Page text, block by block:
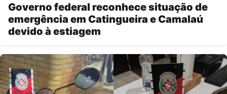
Governo federal reconhece situação de
emergência em Catingueira e Camalaú
devido à estiagem